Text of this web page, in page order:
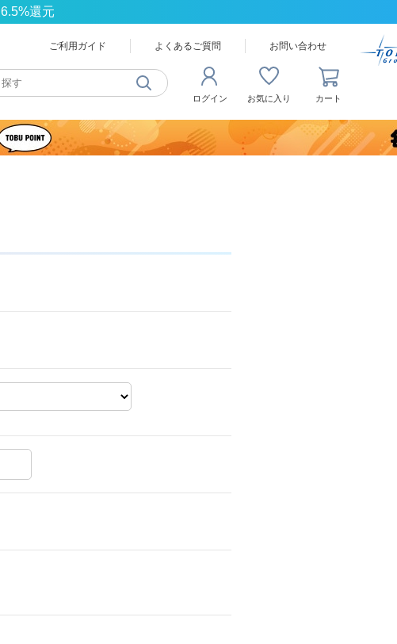
還元
ご利用ガイド よくあるご質問 お問い合わせ
ログイン お気に入り カート